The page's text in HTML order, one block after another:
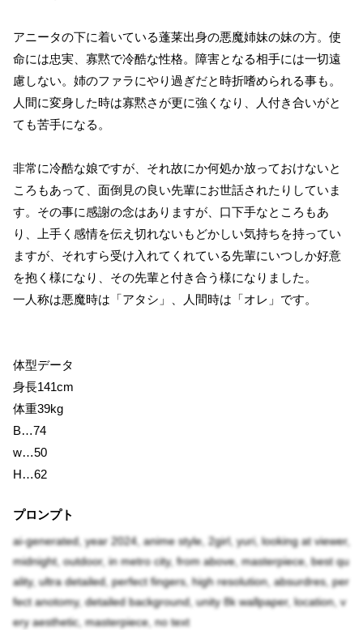
アニータの下に着いている蓬莱出身の悪魔姉妹の妹の方。使
命には忠実、寡黙で冷酷な性格。障害となる相手には一切遠
慮しない。姉のファラにやり過ぎだと時折嗜められる事も。
人間に変身した時は寡黙さが更に強くなり、人付き合いがと
ても苦手になる。
非常に冷酷な娘ですが、それ故にか何処か放っておけないと
ころもあって、面倒見の良い先輩にお世話されたりしていま
す。その事に感謝の念はありますが、口下手なところもあ
り、上手く感情を伝え切れないもどかしい気持ちを持ってい
ますが、それすら受け入れてくれている先輩にいつしか好意
を抱く様になり、その先輩と付き合う様になりました。
一人称は悪魔時は「アタシ」、人間時は「オレ」です。
体型データ
身長141cm
体重39kg
B…74
w…50
H…62
プロンプト
ai-generated, year 2024, anime style, 2girl, yuri, looking at viewer,
midnight, outdoor, in metro city, from above, masterpiece, best qu
ality, ultra detailed, perfect fingers, high resolution, absurdres, per
fect anotomy, detailed background, unity 8k wallpaper, location, v
ery aesthetic, masterpiece, no text